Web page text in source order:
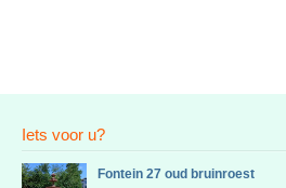
Iets voor u?
Fontein 27 oud bruinroest